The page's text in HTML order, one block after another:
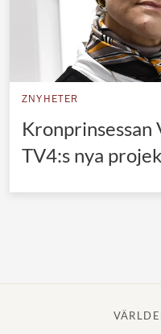
ZNYHETER
TV4:s nya